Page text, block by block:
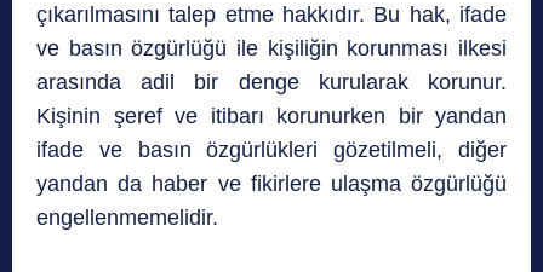
çıkarılmasını talep etme hakkıdır. Bu hak, ifade
ve basın özgürlüğü ile kişiliğin korunması ilkesi
arasında adil bir denge kurularak korunur.
Kişinin şeref ve itibarı korunurken bir yandan
ifade ve basın özgürlükleri gözetilmeli, diğer
yandan da haber ve fikirlere ulaşma özgürlüğü
engellenmemelidir.